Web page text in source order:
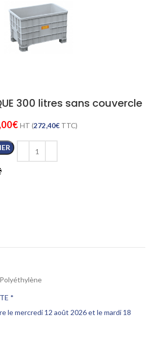
300 litres sans couvercle
€ HT (272,40€ TTC)
Polyéthylène
*
le mercredi 12 août 2026 et le mardi 18